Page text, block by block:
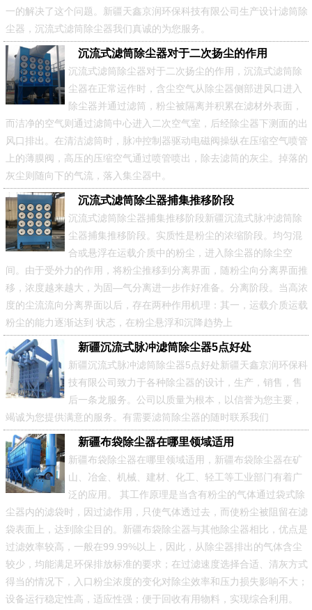
一的解决了这个问题。新疆天鑫京润环保科技有限公司生产设计滤筒除
尘器，沉流式滤筒除尘器我们真诚的为您服务。
沉流式滤筒除尘器对于二次扬尘的作用
沉流式滤筒除尘器对于二次扬尘的作用，沉流式滤筒除
尘器在正常运作时，含尘空气从除尘器侧部进风口进入
除尘器并通过滤筒，粉尘被隔离并积累在滤材外表面，
而洁净的空气则通过滤筒中心进入二次空气室，后经除尘器下测面的出
风口排出。在清洁滤筒时，脉冲控制器驱动电磁阀操纵在压缩空气喷管
上的薄膜阀，高压的压缩空气通过喷管喷出，除去滤筒的灰尘。掉落的
灰尘则随向下的气流，落入集尘器中。
沉流式滤筒除尘器捕集推移阶段
沉流式滤筒除尘器捕集推移阶段新疆沉流式脉冲滤筒除
尘器捕集推移阶段。实质性是粉尘的浓缩阶段。均匀混
合或悬浮在运载介质中的粉尘，进入除尘器的除尘空
间。由于受外力的作用，将粉尘推移到分离界面，随粉尘向分离界面推
移，浓度越来越大，为固—气分离进一步作好准备。分离阶段。当高浓
度的尘流流向分离界面以后，存在两种作用机理：其一，运载介质运载
粉尘的能力逐渐达到 状态，在粉尘悬浮和沉降趋势上
新疆沉流式脉冲滤筒除尘器5点好处
新疆沉流式脉冲滤筒除尘器5点好处新疆天鑫京润环保科
技有限公司致力于各种除尘器的设计，生产，销售，售
后一条龙服务。公司以质量为根本，以信誉为您主要，
竭诚为您提供满意的服务。有需要滤筒除尘器的随时联系我们
新疆布袋除尘器在哪里领域适用
新疆布袋除尘器在哪里领域适用，新疆布袋除尘器在矿
山、冶金、机械、建材、化工、轻工等工业部门有着广
泛的应用。 其工作原理是当含有粉尘的气体通过袋式除
尘器内的滤袋时，因过滤作用，只使气体透过去，而使粉尘被阻留在滤
袋表面上，达到除尘目的。新疆布袋除尘器与其他除尘器相比，优点是
过滤效率较高，一般在99.99%以上，因此，从除尘器排出的气体含尘
较少，均能满足环保排放标准的要求；在过滤速度选择合适、清灰方式
得当的情况下，入口粉尘浓度的变化对除尘效率和压力损失影响不大；
设备运行稳定性高，适应性强；便于回收有用物料，实现综合利用。